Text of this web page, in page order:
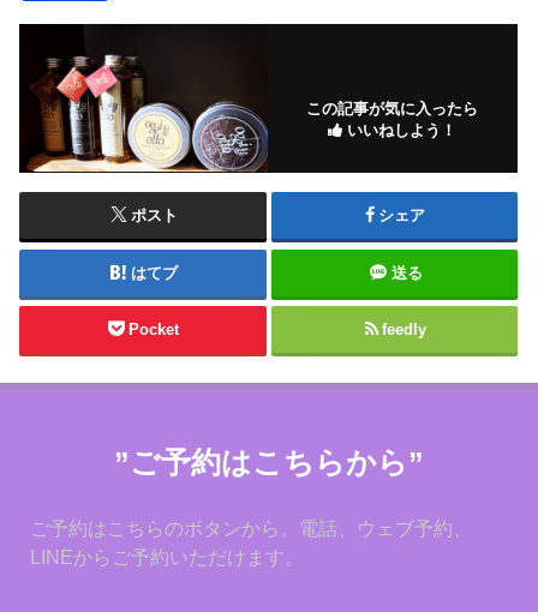
この記事が気に入ったら
いいねしよう！
ポスト シェア
はてブ 送る
Pocket feedly
”ご予約はこちらから”
ご予約はこちらのボタンから。電話、ウェブ予約、
LINEからご予約いただけます。